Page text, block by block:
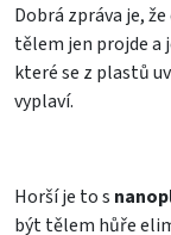
Dobrá zpráva je,
tělem jen projde a
které se z plastů
vyplaví.
Horší je to s
být tělem hůře